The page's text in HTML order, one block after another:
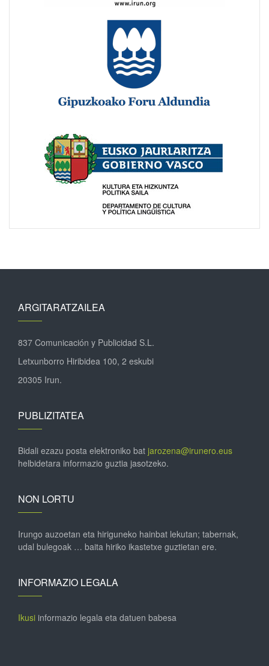
ARGITARATZAILEA
837 Comunicación y Publicidad S.L.
Letxunborro Hiribidea 100, 2 eskubi
20305 Irun.
PUBLIZITATEA
Bidali ezazu posta elektroniko bat jarozena@irunero.eus
helbidetara informazio guztia jasotzeko.
NON LORTU
Irungo auzoetan eta hiriguneko hainbat lekutan; tabernak,
udal bulegoak … baita hiriko ikastetxe guztietan ere.
INFORMAZIO LEGALA
Ikusi informazio legala eta datuen babesa